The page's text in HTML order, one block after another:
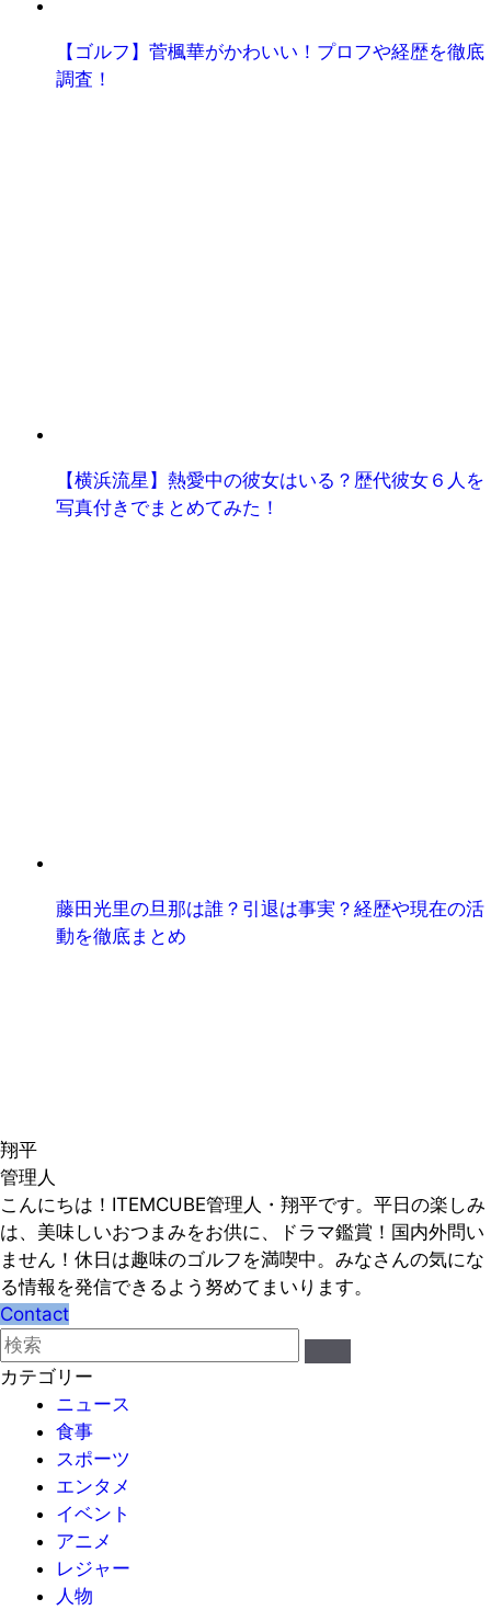
【ゴルフ】菅楓華がかわいい！プロフや経歴を徹底
調査！
【横浜流星】熱愛中の彼女はいる？歴代彼女６人を
写真付きでまとめてみた！
藤田光里の旦那は誰？引退は事実？経歴や現在の活
動を徹底まとめ
翔平
管理人
こんにちは！ITEMCUBE管理人・翔平です。平日の楽しみ
は、美味しいおつまみをお供に、ドラマ鑑賞！国内外問い
ません！休日は趣味のゴルフを満喫中。みなさんの気にな
る情報を発信できるよう努めてまいります。
Contact
カテゴリー
ニュース
食事
スポーツ
エンタメ
イベント
アニメ
レジャー
人物